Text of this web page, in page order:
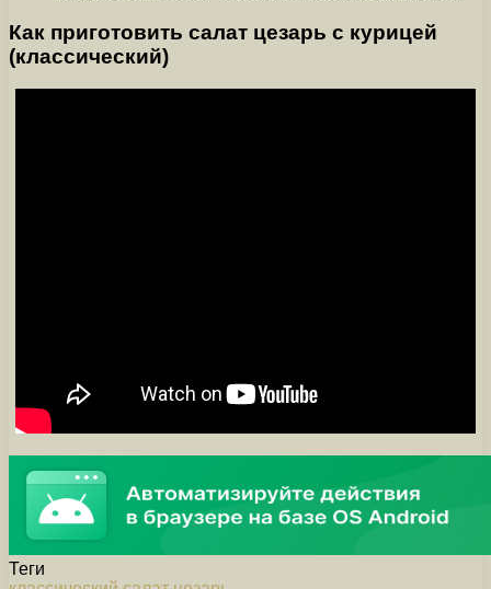
Как приготовить салат цезарь с курицей
(классический)
Теги